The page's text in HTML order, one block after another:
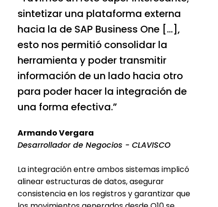
sintetizar una plataforma externa
hacia la de SAP Business One […],
esto nos permitió consolidar la
herramienta y poder transmitir
información de un lado hacia otro
para poder hacer la integración de
una forma efectiva.”
Armando Vergara
Desarrollador de Negocios - CLAVISCO
La integración entre ambos sistemas implicó
alinear estructuras de datos, asegurar
consistencia en los registros y garantizar que